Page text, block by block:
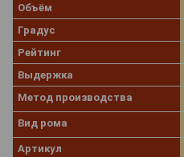
Объём
Градус
Рейтинг
Выдержка
Метод производства
Вид рома
Артикул